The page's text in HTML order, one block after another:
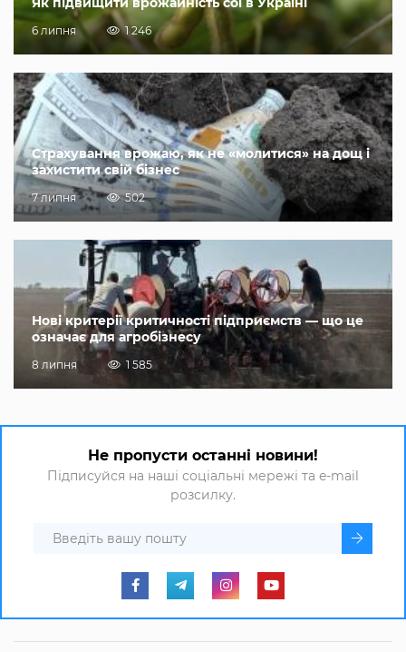
6 липня 1 246
Страхування врожаю, як не «молитися» на дощ і
захистити свій бізнес
7 липня 502
Нові критерії критичності підприємств — що це
означає для агробізнесу
8 липня 1 585
Не пропусти останні новини!
Підписуйся на наші соціальні мережі та e-mail
розсилку.